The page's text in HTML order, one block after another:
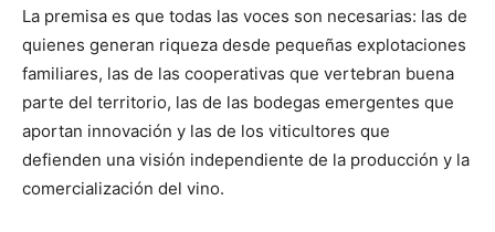
La premisa es que todas las voces son necesarias: las de
quienes generan riqueza desde pequeñas explotaciones
familiares, las de las cooperativas que vertebran buena
parte del territorio, las de las bodegas emergentes que
aportan innovación y las de los viticultores que
defienden una visión independiente de la producción y la
comercialización del vino.